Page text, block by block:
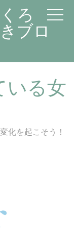
ろ
ブロ
いる女
化を起こそう！